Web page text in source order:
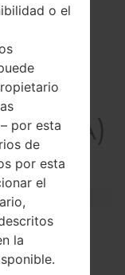
A
A
(0.39
o el
por esta
de
por esta
el
la